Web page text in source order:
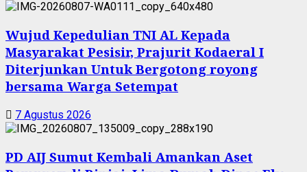
Wujud Kepedulian TNI AL Kepada
Masyarakat Pesisir, Prajurit Kodaeral I
Diterjunkan Untuk Bergotong royong
bersama Warga Setempat
7 Agustus 2026
PD AIJ Sumut Kembali Amankan Aset